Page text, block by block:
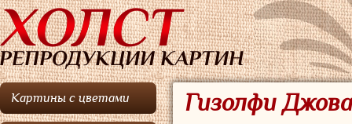
Картины с цветами Гизолфи